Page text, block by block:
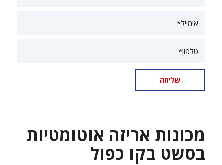
מכונות אריזה אוטומטיות
בסשט בקו כפול